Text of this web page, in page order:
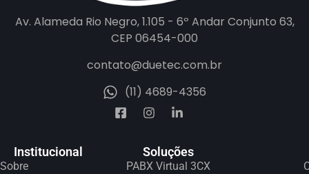
Av. Alameda Rio Negro, 1.105 - 6º Andar Conjunto 63,
CEP 06454-000
contato@duetec.com.br
(11) 4689-4356
Institucional
Sobre
Soluções
PABX Virtual 3CX